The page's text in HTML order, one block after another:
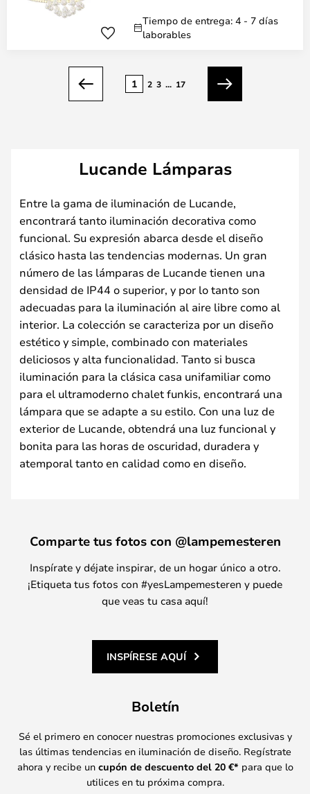
Tiempo de entrega: 4 - 7 días
laborables
Anterior
1 2 3 ... 17
Siguiente
Lucande Lámparas
Entre la gama de iluminación de Lucande,
encontrará tanto iluminación decorativa como
funcional. Su expresión abarca desde el diseño
clásico hasta las tendencias modernas. Un gran
número de las lámparas de Lucande tienen una
densidad de IP44 o superior, y por lo tanto son
adecuadas para la iluminación al aire libre como al
interior. La colección se caracteriza por un diseño
estético y simple, combinado con materiales
deliciosos y alta funcionalidad. Tanto si busca
iluminación para la clásica casa unifamiliar como
para el ultramoderno chalet funkis, encontrará una
lámpara que se adapte a su estilo. Con una luz de
exterior de Lucande, obtendrá una luz funcional y
bonita para las horas de oscuridad, duradera y
atemporal tanto en calidad como en diseño.
Comparte tus fotos con @lampemesteren
Inspírate y déjate inspirar, de un hogar único a otro.
¡Etiqueta tus fotos con #yesLampemesteren y puede
que veas tu casa aquí!
INSPÍRESE AQUÍ
Boletín
Sé el primero en conocer nuestras promociones exclusivas y
las últimas tendencias en iluminación de diseño. Regístrate
ahora y recibe un cupón de descuento del 20 €* para que lo
utilices en tu próxima compra.